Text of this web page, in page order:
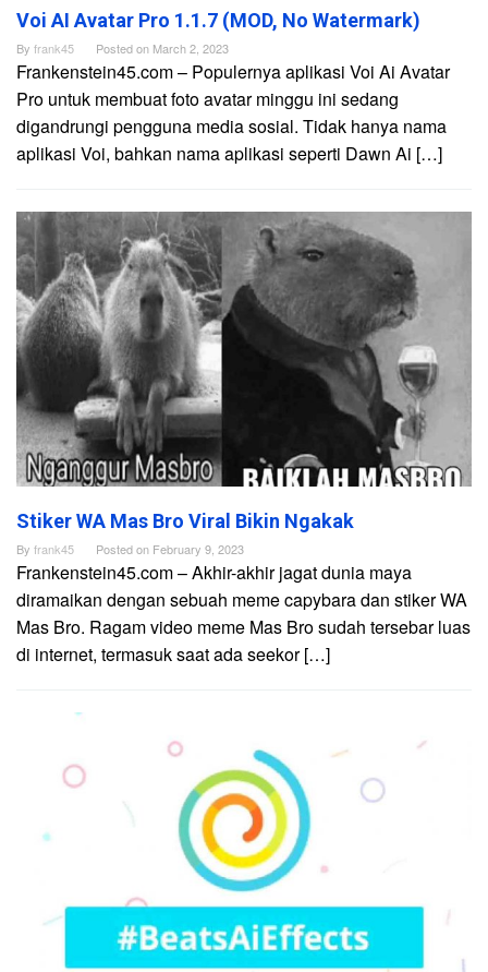
Voi AI Avatar Pro 1.1.7 (MOD, No Watermark)
By frank45 Posted on March 2, 2023
Frankenstein45.com – Populernya aplikasi Voi Ai Avatar
Pro untuk membuat foto avatar minggu ini sedang
digandrungi pengguna media sosial. Tidak hanya nama
aplikasi Voi, bahkan nama aplikasi seperti Dawn Ai […]
Stiker WA Mas Bro Viral Bikin Ngakak
By frank45 Posted on February 9, 2023
Frankenstein45.com – Akhir-akhir jagat dunia maya
diramaikan dengan sebuah meme capybara dan stiker WA
Mas Bro. Ragam video meme Mas Bro sudah tersebar luas
di internet, termasuk saat ada seekor […]